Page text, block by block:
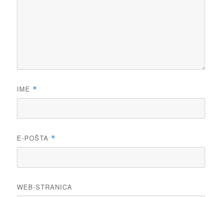
IME *
E-POŠTA *
WEB-STRANICA